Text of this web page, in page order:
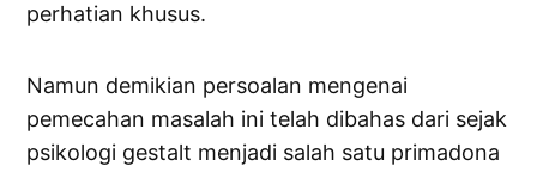
perhatian khusus.
Namun demikian persoalan mengenai
pemecahan masalah ini telah dibahas dari sejak
psikologi gestalt menjadi salah satu primadona